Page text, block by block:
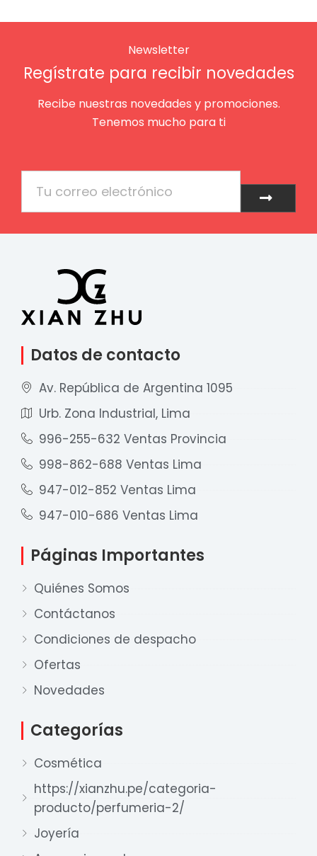
Newsletter
Regístrate para recibir novedades
Recibe nuestras novedades y promociones.
Tenemos mucho para ti
Enviar
Datos de contacto
Av. República de Argentina 1095
Urb. Zona Industrial, Lima
996-255-632 Ventas Provincia
998-862-688 Ventas Lima
947-012-852 Ventas Lima
947-010-686 Ventas Lima
Páginas Importantes
Quiénes Somos
Contáctanos
Condiciones de despacho
Ofertas
Novedades
Categorías
Cosmética
https://xianzhu.pe/categoria-
producto/perfumeria-2/
Joyería
para responder a sus preguntas. ¡Lo
Disponible
Ventas Lima 1